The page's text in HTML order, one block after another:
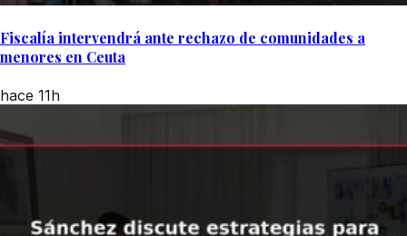
Fiscalía intervendrá ante rechazo de comunidades a
menores en Ceuta
hace 11h